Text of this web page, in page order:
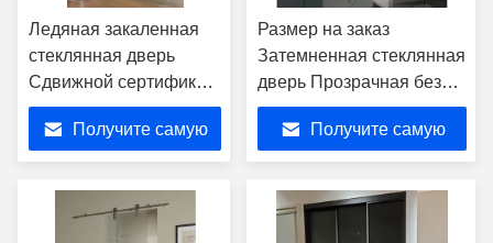
Ледяная закаленная
стеклянная дверь
Сдвижной сертификат
CE с комплектом
оборудования
Получите самую
Размер на заказ
Затемненная стеклянная
дверь Прозрачная без
рамы для ванной
Получите самую